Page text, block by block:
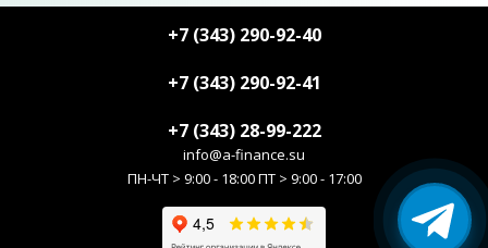
+7 (343) 290-92-40
+7 (343) 290-92-41
+7 (343) 28-99-222
info@a-finance.su
ПН-ЧТ > 9:00 - 18:00 ПТ > 9:00 - 17:00